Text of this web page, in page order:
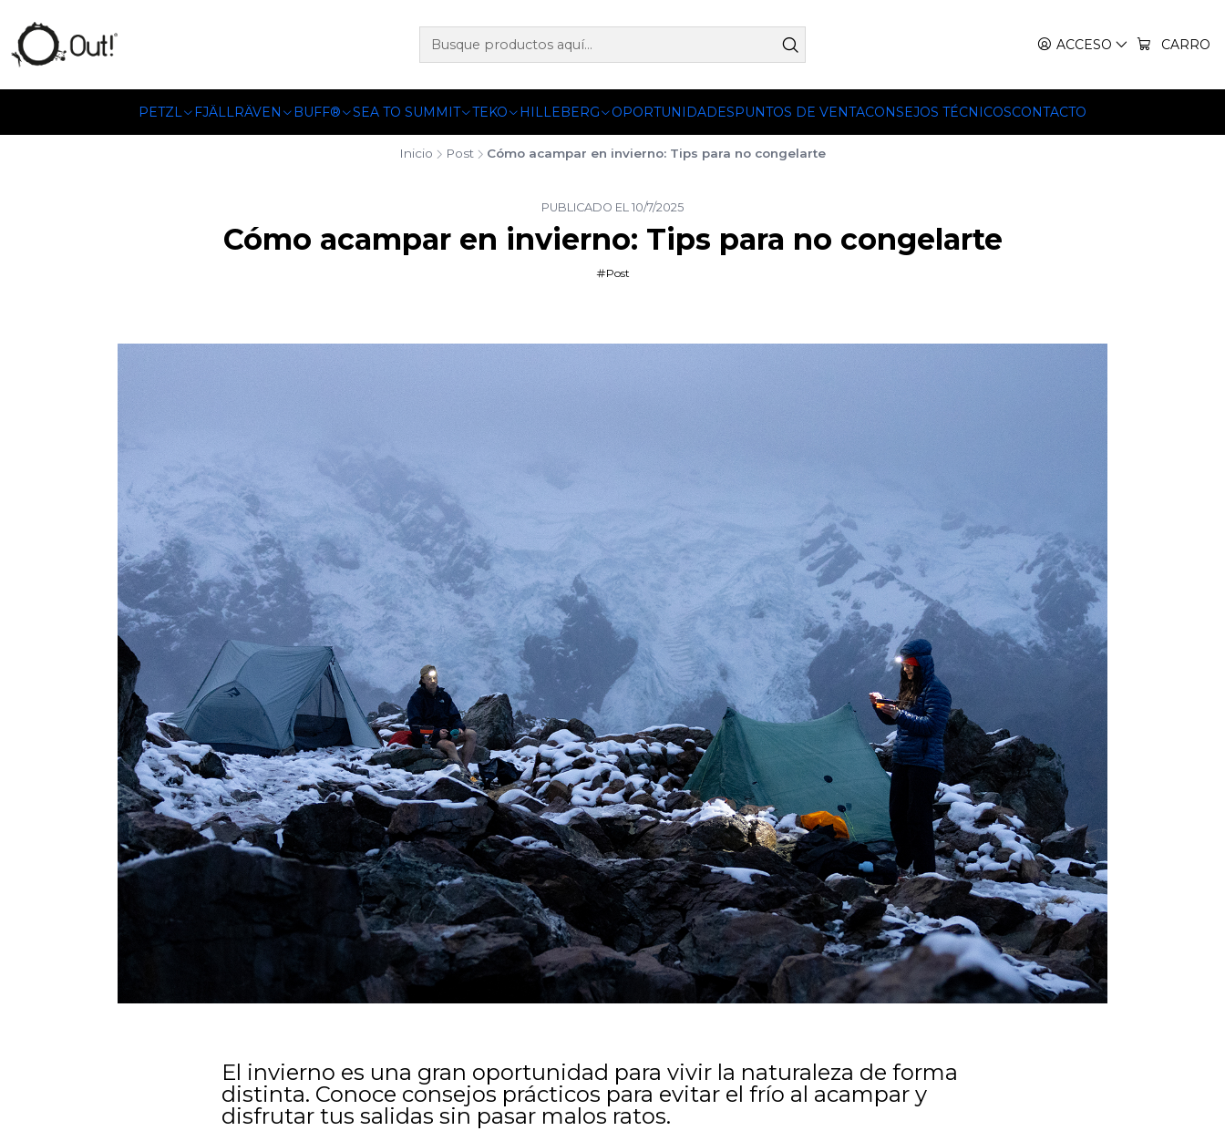
ACCESO CARRO
PETZL FJÄLLRÄVEN BUFF® SEA TO SUMMIT TEKO HILLEBERG OPORTUNIDADESPUNTOS DE VENTACONSEJOS TÉCNICOSCONTACTO
Inicio Post Cómo acampar en invierno: Tips para no congelarte
PUBLICADO EL 10/7/2025
Cómo acampar en invierno: Tips para no congelarte
Post
El invierno es una gran oportunidad para vivir la naturaleza de forma
distinta. Conoce consejos prácticos para evitar el frío al acampar y
disfrutar tus salidas sin pasar malos ratos.